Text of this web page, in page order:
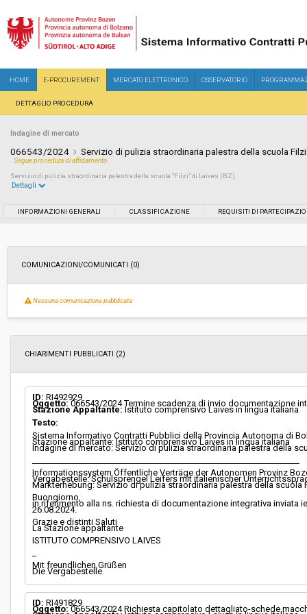
HOME E-PROCUREMENT MERCATO ELETTRONICO OSSERVATORIO
DETTAGLIO PROCEDURA
Indagine di mercato
066543/2024 Servizio di pulizia straordinaria palestra della scuola
Segue procedura di affidamento
Servizio di pulizia straordinaria palestra della scuola "Filzi" di Laives (BZ)
Svolgimento:
Importo a base di gara soggetto a
ribasso:
Dettagli
INFORMAZIONI GENERALI CLASSIFICAZIONE REQUISITI DI
COMUNICAZIONI/COMUNICATI (0)
Nessuna comunicazione pubblicata
CHIARIMENTI PUBBLICATI (2)
ID: RI492929
Oggetto:066543/2024 Termine scadenza di invio documentazione
Stazione Appaltante: Istituto comprensivo Laives in lingua italiana
Testo:
Sistema Informativo Contratti Pubblici della Provincia Autonoma di
Stazione appaltante: Istituto comprensivo Laives in lingua italiana
Indagine di mercato: Servizio di pulizia straordinaria palestra della
Informationssystem Öffentliche Verträge der Autonomen Provinz
Vergabestelle: Schulsprengel Leifers mit italienischer
Markterhebung: Servizio di pulizia straordinaria palestra della scuola
Buongiorno,
in riferimento alla ns. richiesta di documentazione integrativa inviata
26.08.2024.
Grazie e distinti Saluti
La Stazione appaltante
ISTITUTO COMPRENSIVO LAIVES
Mit freundlichen Grüßen
Die Vergabestelle
ID: RI491829
Oggetto:066543/2024 Richiesta capitolato dettagliato-schede